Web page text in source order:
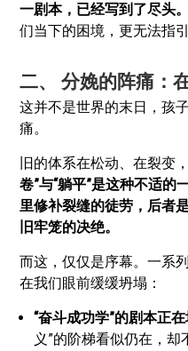
一剧本，已经写到了尽头。
们当下的困境，更无法指
二、 分娩的阵痛：
这并不是世界的末日，孩
痛。
旧的体系在松动、在裂变
卷”与“躺平”是这种不适的
里修补裂缝的徒劳，后者
旧牢笼的决绝。
而这，仅仅是序幕。一系
在我们眼前缓缓坍塌：
“奋斗成功学”的剧本正
义”的阶梯看似仍在，